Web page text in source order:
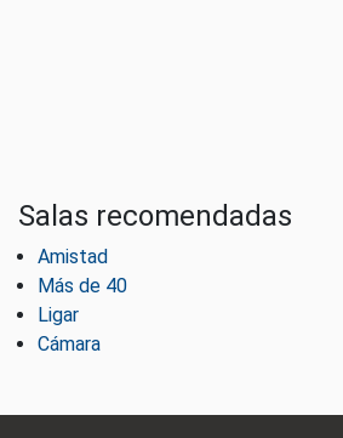
Salas recomendadas
Amistad
Más de 40
Ligar
Cámara